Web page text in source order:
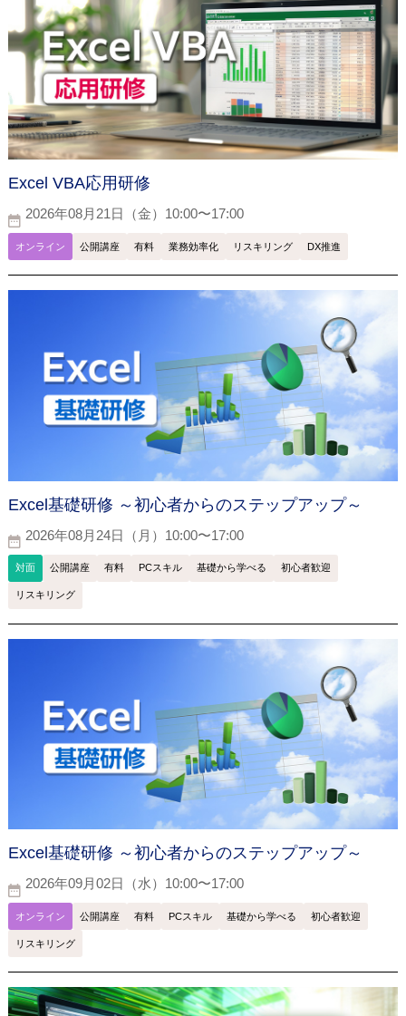
Excel VBA応用研修
2026年08月21日（金）10:00〜17:00
オンライン 公開講座 有料 業務効率化 リスキリング DX推進
Excel基礎研修 ～初心者からのステップアップ～
2026年08月24日（月）10:00〜17:00
対面 公開講座 有料 PCスキル 基礎から学べる 初心者歓迎
リスキリング
Excel基礎研修 ～初心者からのステップアップ～
2026年09月02日（水）10:00〜17:00
オンライン 公開講座 有料 PCスキル 基礎から学べる 初心者歓迎
リスキリング